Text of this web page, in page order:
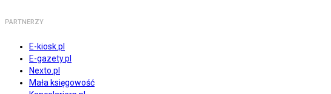
PARTNERZY
E-kiosk.pl
E-gazety.pl
Nexto.pl
Mała księgowość